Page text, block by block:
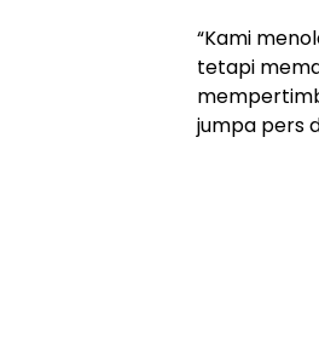
“Kami
tetapi
jumpa pers